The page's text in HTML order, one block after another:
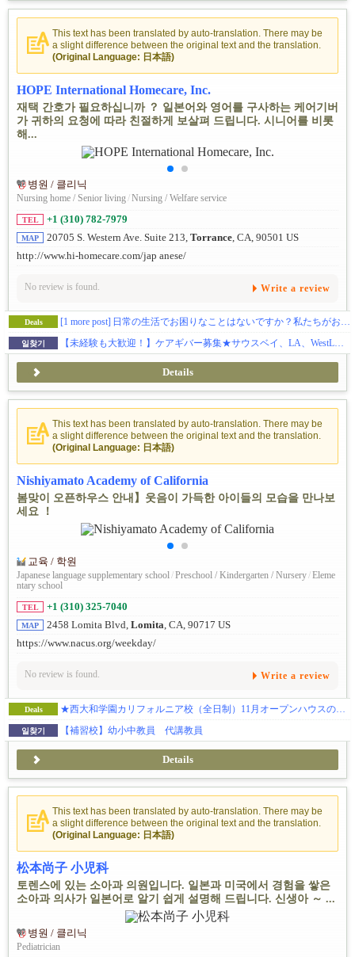
This text has been translated by auto-translation. There may be
a slight difference between the original text and the translation.
(Original Language: 日本語)
HOPE International Homecare, Inc.
재택 간호가 필요하십니까 ？ 일본어와 영어를 구사하는 케어기버
가 귀하의 요청에 따라 친절하게 보살펴 드립니다. 시니어를 비롯
해...
병원 / 클리닉
Nursing home / Senior living/Nursing / Welfare service
TEL +1 (310) 782-7979
MAP 20705 S. Western Ave. Suite 213, Torrance, CA, 90501 US
http://www.hi-homecare.com/jap anese/
No review is found. Write a review
Deals [1 more post] 日常の生活でお困りなことはないですか？私たちがお手伝いいたします！
일찾기 【未経験も大歓迎！】ケアギバー募集★サウスベイ、LA、WestLA、EastLA、Orange county エリアなどで仕事があります。RN, LVN, CNA/HHAも同時募集中
Details
This text has been translated by auto-translation. There may be
a slight difference between the original text and the translation.
(Original Language: 日本語)
Nishiyamato Academy of California
봄맞이 오픈하우스 안내】웃음이 가득한 아이들의 모습을 만나보
세요 ！
교육 / 학원
Japanese language supplementary school/Preschool / Kindergarten / Nursery/Eleme
ntary school
TEL +1 (310) 325-7040
MAP 2458 Lomita Blvd, Lomita, CA, 90717 US
https://www.nacus.org/weekday/
No review is found. Write a review
Deals ★西大和学園カリフォルニア校（全日制）11月オープンハウスのご案内★
일찾기 【補習校】幼小中教員 代講教員
Details
This text has been translated by auto-translation. There may be
a slight difference between the original text and the translation.
(Original Language: 日本語)
松本尚子 小児科
토렌스에 있는 소아과 의원입니다. 일본과 미국에서 경험을 쌓은
소아과 의사가 일본어로 알기 쉽게 설명해 드립니다. 신생아 ～ ...
병원 / 클리닉
Pediatrician